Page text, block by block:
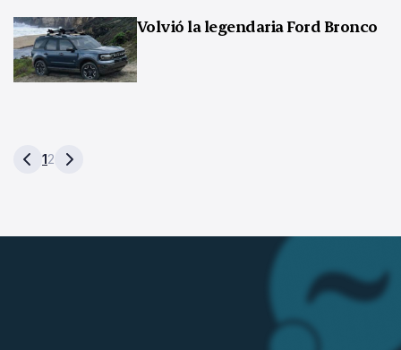
Volvió la legendaria Ford Bronco
12